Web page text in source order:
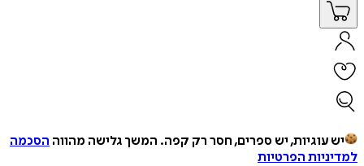
יש עוגיות, יש ספרים, חסר רק קפה. המשך גלישה מהווה הסכמה
למדיניות הפרטיות